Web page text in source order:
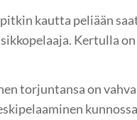
kautta peliään
Kertulla
torjuntansa on